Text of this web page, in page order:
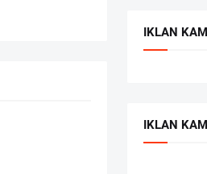
IKLAN KAMI
IKLAN KAMI